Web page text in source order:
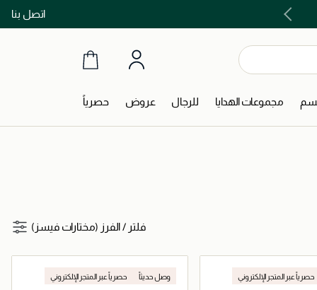
اتصل بنااشتري الآن و ادفع لاحقاً مع تابي و تمارا!
مجموعات الهدايا للرجال عروض حصرياً
فلتر /الفرز (مختارات فيسز)
حصرياً عبر المتجر الإلكتروني وصل حديثاً حصرياً عبر المتجر الإلكتروني